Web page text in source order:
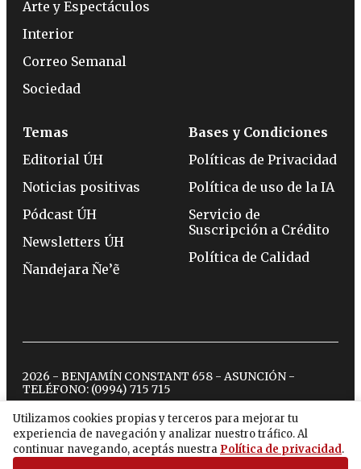
Utilizamos cookies propias y terceros para mejorar tu
experiencia de navegación y analizar nuestro tráfico. Al
continuar navegando, aceptás nuestra Política de privacidad.
Arte y Espectáculos
Interior
Correo Semanal
Sociedad
Temas
Editorial ÚH
Noticias positivas
Pódcast ÚH
Newsletters ÚH
Ñandejara Ñe’ẽ
Bases y Condiciones
Políticas de Privacidad
Política de uso de la IA
Servicio de
Suscripción a Crédito
Política de Calidad
2026 - BENJAMÍN CONSTANT 658 - ASUNCIÓN -
TELÉFONO: (0994) 715 715
twitterinstagram
facebook
tiktokyoutubespotify